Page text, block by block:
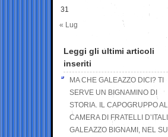
31
« Lug
Leggi gli ultimi articoli
inseriti
MA CHE GALEAZZO DICI? TI
SERVE UN BIGNAMINO DI
STORIA. IL CAPOGRUPPO
CAMERA DI FRATELLI
GALEAZZO BIGNAMI, NEL